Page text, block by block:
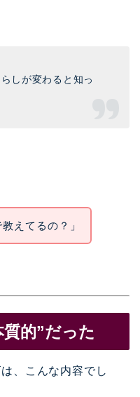
しが変わると知っ
えてるの？」
的”だった
、こんな内容でし